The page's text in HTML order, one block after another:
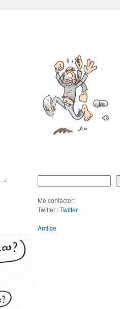
→
Me contacter:
Twitter :Twitter
Antlice